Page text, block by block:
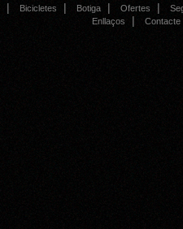
| Bicicletes | Botiga| Ofertes |
Enllaços
| Contacte